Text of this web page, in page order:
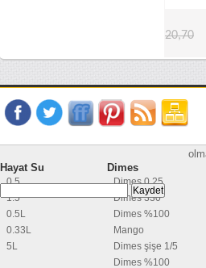
20,70
Hayat Su
0.5
1.5
0.5L
0.33L
5L
Dimes
Dimes 0,25
Dimes 330
Dimes %100
Mango
Dimes şişe 1/5
Dimes %100